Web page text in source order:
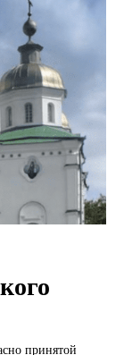
принятой